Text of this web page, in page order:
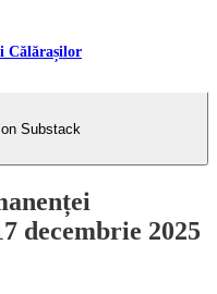
Călărașilor
Substack
decembrie 2025